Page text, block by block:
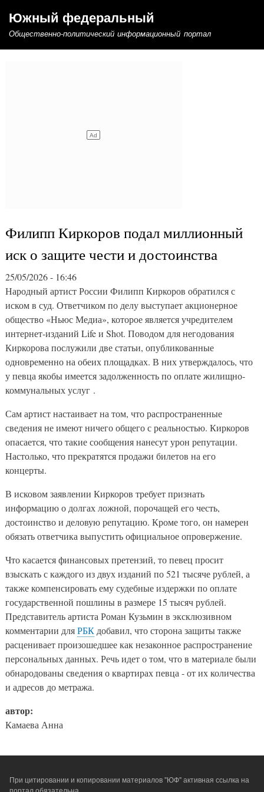
к
основному
содержанию
Южный федеральный
Общественно-политический информационный портал
Филипп Киркоров подал миллионный
иск о защите чести и достоинства
25/05/2026 - 16:46
Народный артист России Филипп Киркоров обратился с
иском в суд. Ответчиком по делу выступает акционерное
общество «Ньюс Медиа», которое является учредителем
интернет-изданий Life и Shot. Поводом для негодования
Киркорова послужили две статьи, опубликованные
одновременно на обеих площадках. В них утверждалось, что
у певца якобы имеется задолженность по оплате жилищно-
коммунальных услуг .
Сам артист настаивает на том, что распространенные
сведения не имеют ничего общего с реальностью. Киркоров
опасается, что такие сообщения нанесут урон репутации.
Настолько, что прекратятся продажи билетов на его
концерты.
В исковом заявлении Киркоров требует признать
информацию о долгах ложной, порочащей его честь,
достоинство и деловую репутацию. Кроме того, он намерен
обязать ответчика выпустить официальное опровержение.
Что касается финансовых претензий, то певец просит
взыскать с каждого из двух изданий по 521 тысяче рублей, а
также компенсировать ему судебные издержки по оплате
государственной пошлины в размере 15 тысяч рублей.
Представитель артиста Роман Кузьмин в эксклюзивном
комментарии дляРБКдобавил, что сторона защиты также
расценивает произошедшее как незаконное распространение
персональных данных. Речь идет о том, что в материале были
обнародованы сведения о квартирах певца - от их количества
и адресов до метража.
автор:
Камаева Анна
При цитировании и копировании материалов "ЮФ" активная ссылка на
портал обязательна